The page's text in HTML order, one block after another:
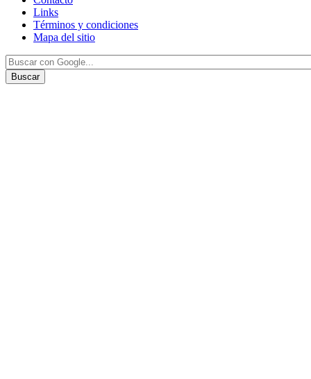
Links
Términos y condiciones
Mapa del sitio
Buscar